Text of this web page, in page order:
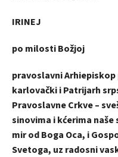
IRINEJ
po milosti Božjoj
pravoslavni
karlovački i Patrijarh
Pravoslavne Crkve –
sinovima i kćerima
mir od Boga Oca, i
Svetoga, uz radosni